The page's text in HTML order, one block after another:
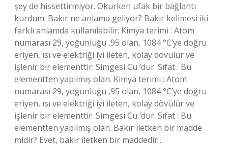
şey de hissettirmiyor. Okurken ufak bir bağlantı
kurdum: Bakır ne anlama geliyor? Bakır kelimesi iki
farklı anlamda kullanılabilir: Kimya terimi : Atom
numarası 29, yoğunluğu ,95 olan, 1084 °C’ye doğru
eriyen, ısı ve elektriği iyi ileten, kolay dövülür ve
işlenir bir elementtir. Simgesi Cu ‘dur. Sıfat : Bu
elementten yapılmış olan. Kimya terimi : Atom
numarası 29, yoğunluğu ,95 olan, 1084 °C’ye doğru
eriyen, ısı ve elektriği iyi ileten, kolay dövülür ve
işlenir bir elementtir. Simgesi Cu ‘dur. Sıfat : Bu
elementten yapılmış olan. Bakır iletken bir madde
midir? Evet, bakır iletken bir maddedir .